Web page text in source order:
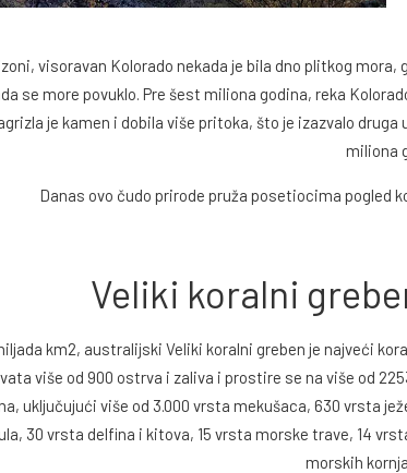
visoravan Kolorado nekada je bila dno plitkog
se more povuklo. Pre šest miliona godina, reka
je kamen i dobila više pritoka, što je izazvalo
miliona
Danas ovo čudo prirode pruža posetiocima pogled
Veliki koralni
km2, australijski Veliki koralni greben je najveći
više od 900 ostrva i zaliva i prostire se na više od
uključujući više od 3.000 vrsta mekušaca, 630 vrsta
30 vrsta delfina i kitova, 15 vrsta morske trave, 14
morskih